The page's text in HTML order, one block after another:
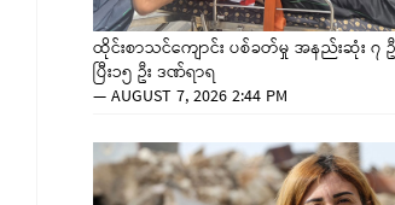
ထိုင်းစာသင်ကျောင်း ပစ်ခတ်မှု အနည်းဆုံး ၇
ပြီး၁၅ ဦး ဒဏ်ရာရ
—AUGUST 7, 2026 2:44 PM